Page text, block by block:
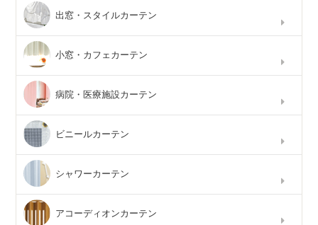
出窓・スタイルカーテン
小窓・カフェカーテン
病院・医療施設カーテン
ビニールカーテン
シャワーカーテン
アコーディオンカーテン